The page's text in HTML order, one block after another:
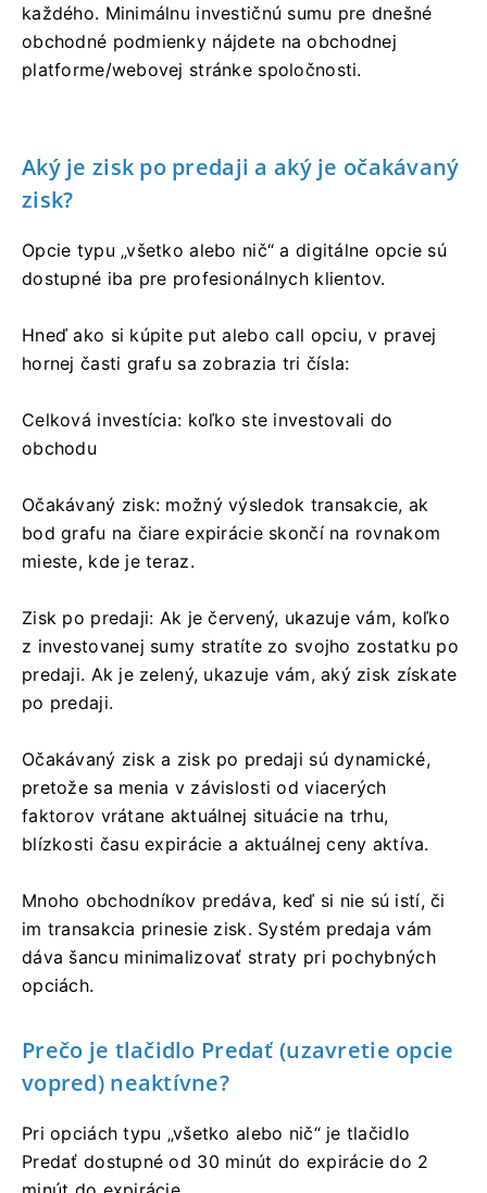
každého. Minimálnu investičnú sumu pre dnešné
obchodné podmienky nájdete na obchodnej
platforme/webovej stránke spoločnosti.
Aký je zisk po predaji a aký je očakávaný
zisk?
Opcie typu „všetko alebo nič“ a digitálne opcie sú
dostupné iba pre profesionálnych klientov.
Hneď ako si kúpite put alebo call opciu, v pravej
hornej časti grafu sa zobrazia tri čísla:
Celková investícia: koľko ste investovali do
obchodu
Očakávaný zisk: možný výsledok transakcie, ak
bod grafu na čiare expirácie skončí na rovnakom
mieste, kde je teraz.
Zisk po predaji: Ak je červený, ukazuje vám, koľko
z investovanej sumy stratíte zo svojho zostatku po
predaji. Ak je zelený, ukazuje vám, aký zisk získate
po predaji.
Očakávaný zisk a zisk po predaji sú dynamické,
pretože sa menia v závislosti od viacerých
faktorov vrátane aktuálnej situácie na trhu,
blízkosti času expirácie a aktuálnej ceny aktíva.
Mnoho obchodníkov predáva, keď si nie sú istí, či
im transakcia prinesie zisk. Systém predaja vám
dáva šancu minimalizovať straty pri pochybných
opciách.
Prečo je tlačidlo Predať (uzavretie opcie
vopred) neaktívne?
Pri opciách typu „všetko alebo nič“ je tlačidlo
Predať dostupné od 30 minút do expirácie do 2